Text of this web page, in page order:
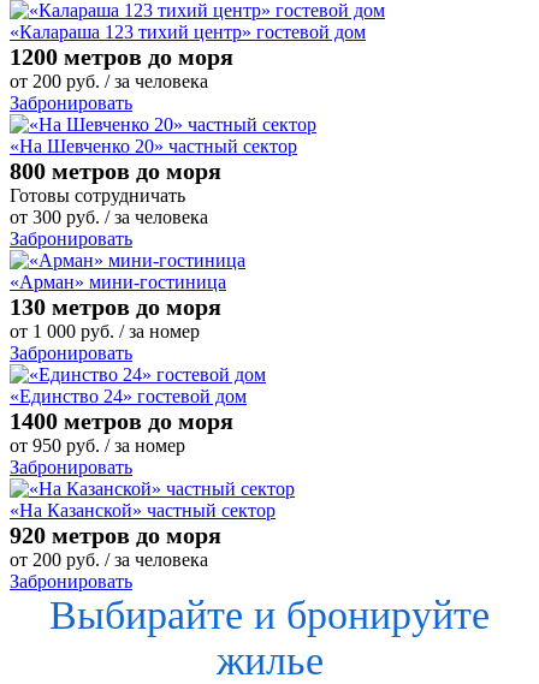
«Калараша 123 тихий центр» гостевой дом
1200 метров до моря
от 200 руб. / за человека
Забронировать
«На Шевченко 20» частный сектор
800 метров до моря
Готовы сотрудничать
от 300 руб. / за человека
Забронировать
«Арман» мини-гостиница
130 метров до моря
от 1 000 руб. / за номер
Забронировать
«Единство 24» гостевой дом
1400 метров до моря
от 950 руб. / за номер
Забронировать
«На Казанской» частный сектор
920 метров до моря
от 200 руб. / за человека
Забронировать
Выбирайте и бронируйте
жилье